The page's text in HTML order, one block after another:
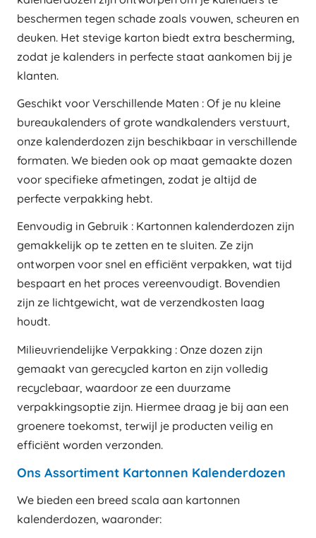
beschermen tegen schade zoals vouwen, scheuren en
deuken. Het stevige karton biedt extra bescherming,
zodat je kalenders in perfecte staat aankomen bij je
klanten.
Geschikt voor Verschillende Maten : Of je nu kleine
bureaukalenders of grote wandkalenders verstuurt,
onze kalenderdozen zijn beschikbaar in verschillende
formaten. We bieden ook op maat gemaakte dozen
voor specifieke afmetingen, zodat je altijd de
perfecte verpakking hebt.
Eenvoudig in Gebruik : Kartonnen kalenderdozen zijn
gemakkelijk op te zetten en te sluiten. Ze zijn
ontworpen voor snel en efficiënt verpakken, wat tijd
bespaart en het proces vereenvoudigt. Bovendien
zijn ze lichtgewicht, wat de verzendkosten laag
houdt.
Milieuvriendelijke Verpakking : Onze dozen zijn
gemaakt van gerecycled karton en zijn volledig
recyclebaar, waardoor ze een duurzame
verpakkingsoptie zijn. Hiermee draag je bij aan een
groenere toekomst, terwijl je producten veilig en
efficiënt worden verzonden.
Ons Assortiment Kartonnen Kalenderdozen
We bieden een breed scala aan kartonnen
kalenderdozen, waaronder: